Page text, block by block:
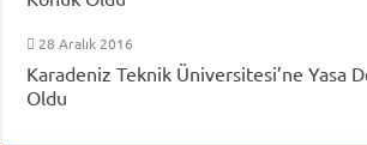
28 Aralık 2016
Karadeniz Teknik Üniversitesi’ne Yasa
Oldu